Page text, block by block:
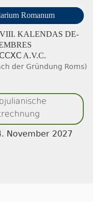
Romanum
KA­LEN­DAS DE­
A.V.C.
der Gründung Roms)
November 2027